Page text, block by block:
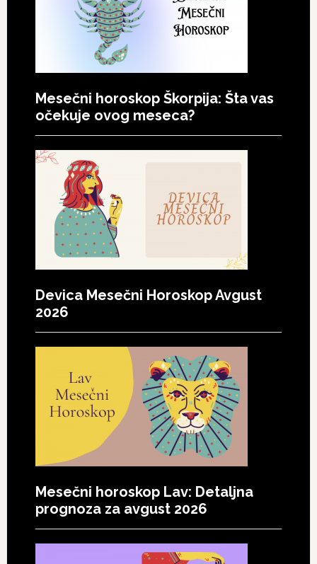
Mesečni horoskop Škorpija: Šta vas
očekuje ovog meseca?
Devica Mesečni Horoskop Avgust
2026
Mesečni horoskop Lav: Detaljna
prognoza za avgust 2026